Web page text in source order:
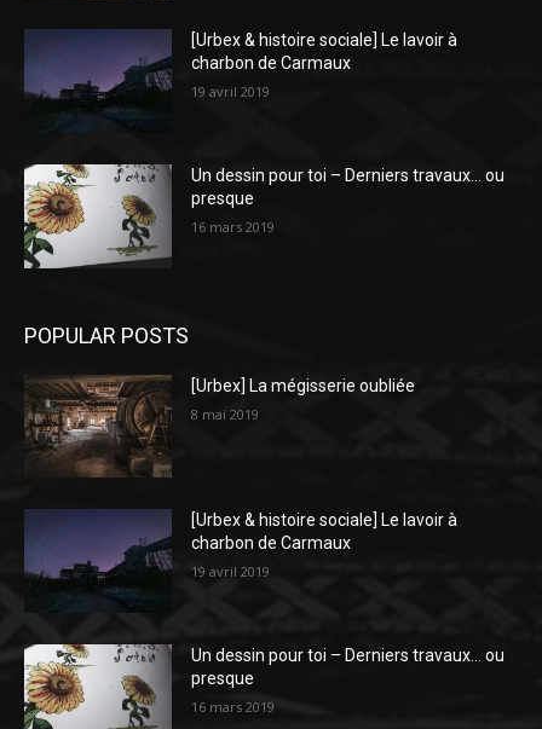
[Urbex & histoire sociale] Le lavoir à
charbon de Carmaux
19 avril 2019
Un dessin pour toi – Derniers travaux… ou
presque
16 mars 2019
POPULAR POSTS
[Urbex] La mégisserie oubliée
8 mai 2019
[Urbex & histoire sociale] Le lavoir à
charbon de Carmaux
19 avril 2019
Un dessin pour toi – Derniers travaux… ou
presque
16 mars 2019